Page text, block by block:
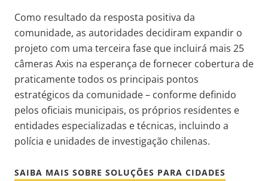
Como resultado da resposta positiva da
comunidade, as autoridades decidiram expandir o
projeto com uma terceira fase que incluirá mais 25
câmeras Axis na esperança de fornecer cobertura de
praticamente todos os principais pontos
estratégicos da comunidade – conforme definido
pelos oficiais municipais, os próprios residentes e
entidades especializadas e técnicas, incluindo a
polícia e unidades de investigação chilenas.
SAIBA MAIS SOBRE SOLUÇÕES PARA CIDADES